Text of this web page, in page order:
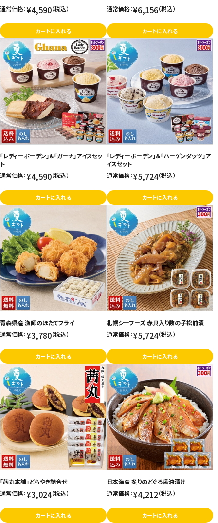
通常価格：¥4,590（税込）
カートに入れる
通常価格：¥6,156（税込）
カートに入れる
「レディーボーデン」＆「ガーナ」アイスセッ
ト
通常価格：¥4,590（税込）
カートに入れる
「レディーボーデン」＆「ハーゲンダッツ」ア
イスセット
通常価格：¥5,724（税込）
カートに入れる
青森県産 漁師のほたてフライ
通常価格：¥3,780（税込）
カートに入れる
札幌シーフーズ 赤貝入り数の子松前漬
通常価格：¥5,724（税込）
カートに入れる
「茜丸本舗」どらやき詰合せ
通常価格：¥3,024（税込）
カートに入れる
日本海産 炙りのどぐろ醤油漬け
通常価格：¥4,212（税込）
カートに入れる